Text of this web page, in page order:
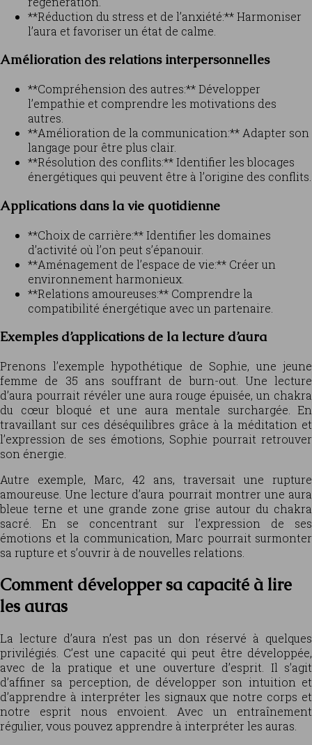
**Réduction du stress et de l’anxiété:** Harmoniser
l’aura et favoriser un état de calme.
Amélioration des relations interpersonnelles
**Compréhension des autres:** Développer
l’empathie et comprendre les motivations des
autres.
**Amélioration de la communication:** Adapter son
langage pour être plus clair.
**Résolution des conflits:** Identifier les blocages
énergétiques qui peuvent être à l’origine des conflits.
Applications dans la vie quotidienne
**Choix de carrière:** Identifier les domaines
d’activité où l’on peut s’épanouir.
**Aménagement de l’espace de vie:** Créer un
environnement harmonieux.
**Relations amoureuses:** Comprendre la
compatibilité énergétique avec un partenaire.
Exemples d’applications de la lecture d’aura
Prenons l’exemple hypothétique de Sophie, une jeune
femme de 35 ans souffrant de burn-out. Une lecture
d’aura pourrait révéler une aura rouge épuisée, un chakra
du cœur bloqué et une aura mentale surchargée. En
travaillant sur ces déséquilibres grâce à la méditation et
l’expression de ses émotions, Sophie pourrait retrouver
son énergie.
Autre exemple, Marc, 42 ans, traversait une rupture
amoureuse. Une lecture d’aura pourrait montrer une aura
bleue terne et une grande zone grise autour du chakra
sacré. En se concentrant sur l’expression de ses
émotions et la communication, Marc pourrait surmonter
sa rupture et s’ouvrir à de nouvelles relations.
Comment développer sa capacité à lire
les auras
La lecture d’aura n’est pas un don réservé à quelques
privilégiés. C’est une capacité qui peut être développée,
avec de la pratique et une ouverture d’esprit. Il s’agit
d’affiner sa perception, de développer son intuition et
d’apprendre à interpréter les signaux que notre corps et
notre esprit nous envoient. Avec un entraînement
régulier, vous pouvez apprendre à interpréter les auras.